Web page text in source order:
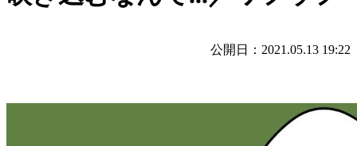
公開日：2021.05.13 19:22